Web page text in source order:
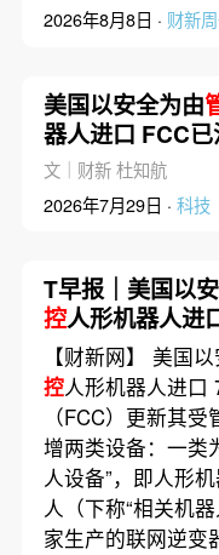
2026年8月8日 · 财新
美国以安全为由
器人进口 FCC
继续销售(含视频)
文｜财新 杜知航
2026年7月29日 · 科技
T早报｜美国以
控人形机器人进
格称美国不该为
中国模型；SK
跌
【财新网】 美国
控人形机器人进口
（FCC）更新其
增两类设备：一类
人设备”，即人形
人（下称“相关机
家生产的联网逆